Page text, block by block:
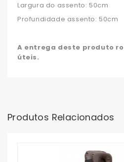
Largura do assento: 50cm
Profundidade assento: 50cm
A entrega deste produto
úteis.
Produtos Relacionados